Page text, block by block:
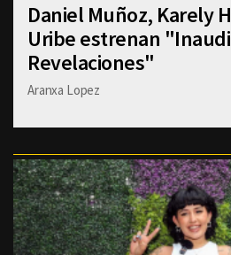
Daniel Muñoz, Karely
Uribe estrenan
Revelaciones"
Aranxa Lopez